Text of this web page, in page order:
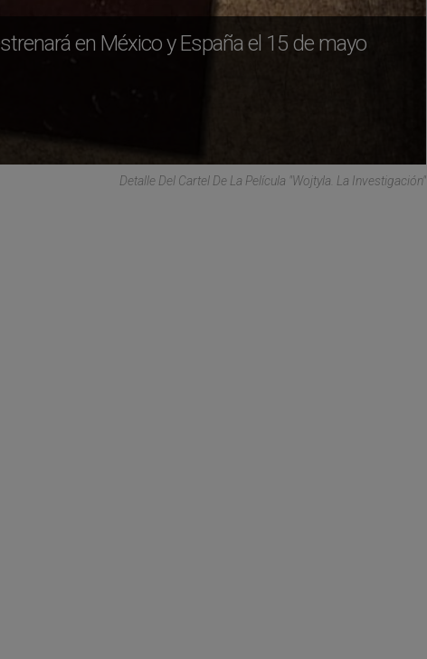
en México y España el 15 de mayo
Detalle Del Cartel De La Película "Wojtyla. La Investigación"